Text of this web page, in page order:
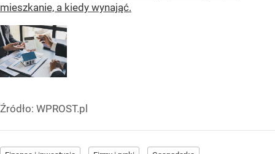
mieszkanie, a kiedy wynająć.
Źródło: WPROST.pl